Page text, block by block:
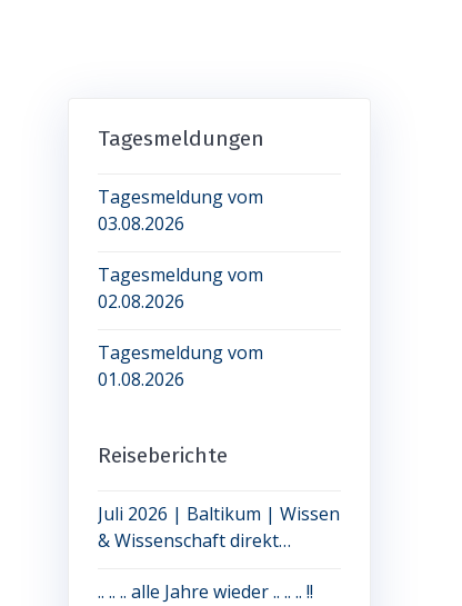
Tagesmeldungen
Tagesmeldung vom
03.08.2026
Tagesmeldung vom
02.08.2026
Tagesmeldung vom
01.08.2026
Reiseberichte
Juli 2026 | Baltikum | Wissen
& Wissenschaft direkt
.. .. .. alle Jahre wieder .. .. .. !!